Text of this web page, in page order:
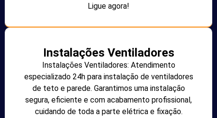
Ligue agora!
Instalações Ventiladores
Instalações Ventiladores: Atendimento
especializado 24h para instalação de ventiladores
de teto e parede. Garantimos uma instalação
segura, eficiente e com acabamento profissional,
cuidando de toda a parte elétrica e fixação.